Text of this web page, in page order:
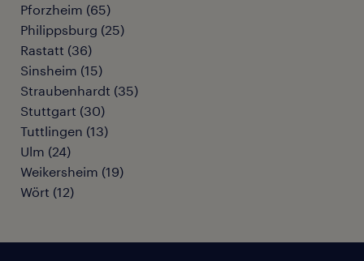
Pforzheim (65)
Philippsburg (25)
Rastatt (36)
Sinsheim (15)
Straubenhardt (35)
Stuttgart (30)
Tuttlingen (13)
Ulm (24)
Weikersheim (19)
Wört (12)